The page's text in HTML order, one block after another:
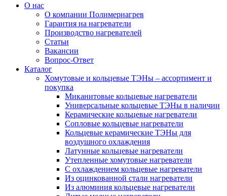
О нас
О компании Полимернагрев
Гарантия на нагреватели
Производство нагревателей
Статьи
Вакансии
Вопрос-Ответ
Каталог
Хомутовые и кольцевые ТЭНы – ассортимент и
покупка
Миканитовые кольцевые нагреватели
Универсальные кольцевые ТЭНы в наличии
Керамические кольцевые нагреватели
Сопловые кольцевые нагреватели
Кольцевые керамические ТЭНы для
воздушного охлаждения
Латунные кольцевые нагреватели
Утепленные хомутовые нагреватели
С охлаждением кольцевые нагреватели
Из оцинкованной стали нагреватели
Из алюминия кольцевые нагреватели